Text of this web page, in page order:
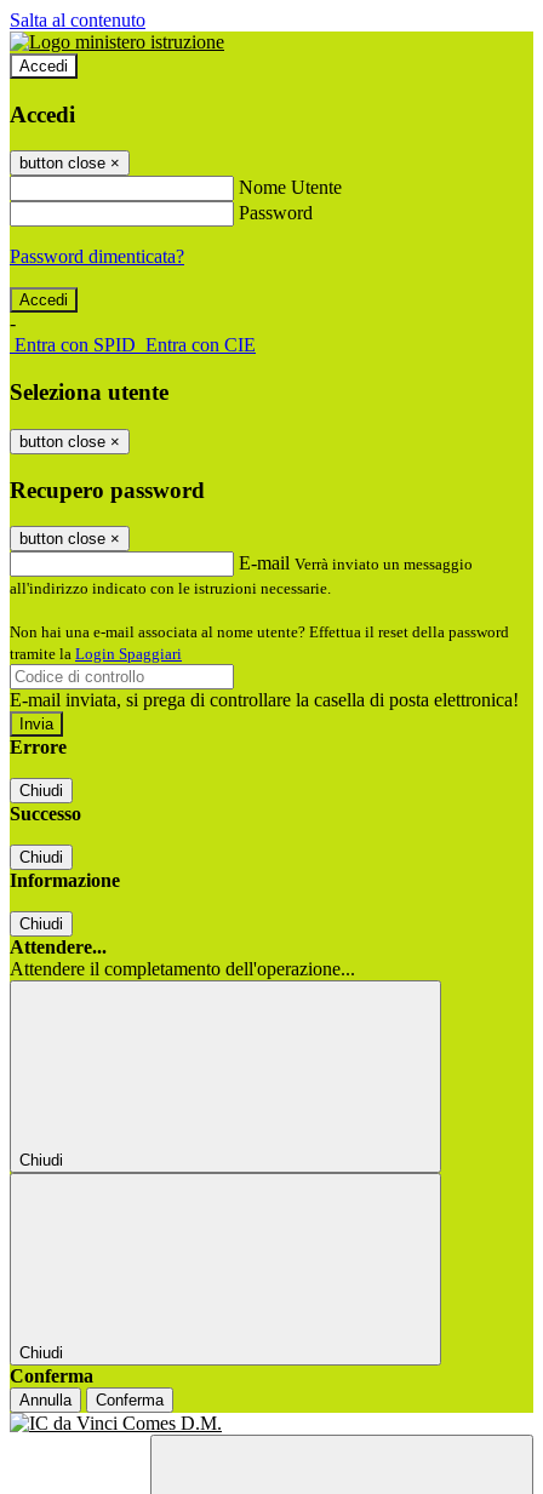
Salta al contenuto
Accedi
Accedi
button close ×
Nome Utente
Password
Password dimenticata?
-
Entra con SPID Entra con CIE
Seleziona utente
button close ×
Recupero password
button close ×
E-mail Verrà inviato un messaggio
all'indirizzo indicato con le istruzioni necessarie.
Non hai una e-mail associata al nome utente? Effettua il reset della password
tramite la Login Spaggiari
E-mail inviata, si prega di controllare la casella di posta elettronica!
Errore
Chiudi
Successo
Chiudi
Informazione
Chiudi
Attendere...
Attendere il completamento dell'operazione...
Chiudi
Chiudi
Conferma
Annulla Conferma